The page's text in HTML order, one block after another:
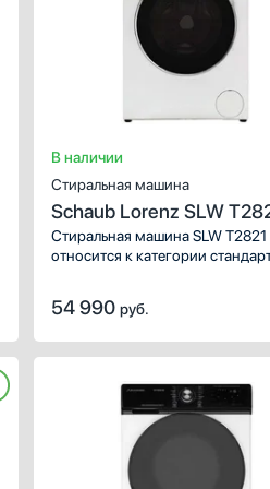
В наличии
Стиральная машина
Schaub Lorenz SLW
Стиральная машина SLW T2821
относится к категории
инверторным мотором:
машин, экономно расходует
54 990 руб.